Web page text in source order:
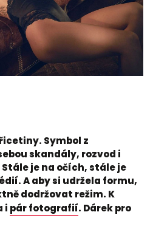
Symbol z
skandály, rozvod i
je na očích, stále je
A aby si udržela formu,
dodržovat režim. K
i pár fotografií. Dárek pro